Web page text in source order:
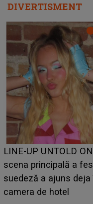
DIVERTISMENT
Ce a dezvăluit noua
luat prin surprindere
BĂIATUL VIZAT de
faptului împlinit, A